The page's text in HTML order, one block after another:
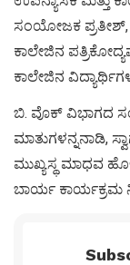
ಸಂಯೋಜಕ
ಕಾಲೇಜಿನ
ಕಾಲೇಜಿನ
ಬಿ. ವೊಕ್ ವಿಭಾಗದ
ಮಾತುಗಳನ್ನನಾಡಿ,
ಮುಖ್ಯಸ್ಥ ಮಾಧವ
ಬಾರ್ಯ ಕಾರ್ಯಕ್ರಮ